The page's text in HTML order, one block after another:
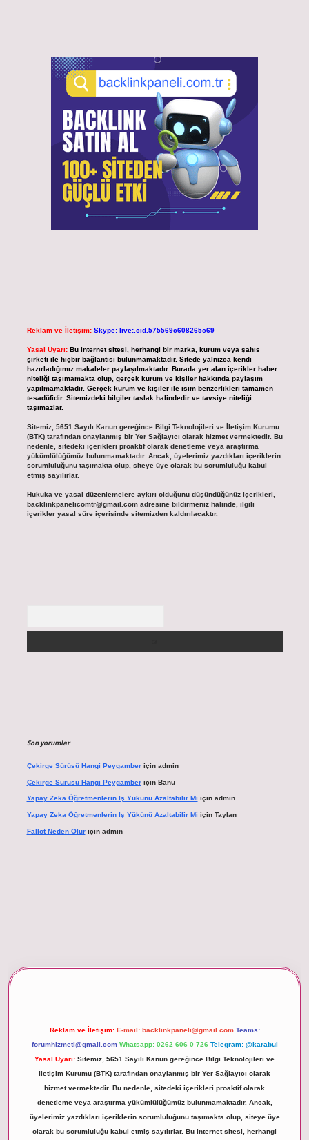
Reklam ve İletişim: Skype: live:.cid.575569c608265c69
Yasal Uyarı: Bu internet sitesi, herhangi bir marka, kurum veya şahıs
şirketi ile hiçbir bağlantısı bulunmamaktadır. Sitede yalnızca kendi
hazırladığımız makaleler paylaşılmaktadır. Burada yer alan içerikler haber
niteliği taşımamakta olup, gerçek kurum ve kişiler hakkında paylaşım
yapılmamaktadır. Gerçek kurum ve kişiler ile isim benzerlikleri tamamen
tesadüfidir. Sitemizdeki bilgiler taslak halindedir ve tavsiye niteliği
taşımazlar.
Sitemiz, 5651 Sayılı Kanun gereğince Bilgi Teknolojileri ve İletişim Kurumu
(BTK) tarafından onaylanmış bir Yer Sağlayıcı olarak hizmet vermektedir. Bu
nedenle, sitedeki içerikleri proaktif olarak denetleme veya araştırma
yükümlülüğümüz bulunmamaktadır. Ancak, üyelerimiz yazdıkları içeriklerin
sorumluluğunu taşımakta olup, siteye üye olarak bu sorumluluğu kabul
etmiş sayılırlar.
Hukuka ve yasal düzenlemelere aykırı olduğunu düşündüğünüz içerikleri,
backlinkpanelicomtr@gmail.comadresine bildirmeniz halinde, ilgili
içerikler yasal süre içerisinde sitemizden kaldırılacaktır.
Son yorumlar
Çekirge Sürüsü Hangi Peygamberiçin admin
Çekirge Sürüsü Hangi Peygamberiçin Banu
Yapay Zeka Öğretmenlerin Iş Yükünü Azaltabilir Mi için admin
Yapay Zeka Öğretmenlerin Iş Yükünü Azaltabilir Mi için Taylan
Fallot Neden Oluriçin admin
Reklam ve İletişim: E-mail: backlinkpaneli@gmail.com Teams:
forumhizmeti@gmail.com Whatsapp: 0262 606 0 726 Telegram: @karabul
Yasal Uyarı: Sitemiz, 5651 Sayılı Kanun gereğince Bilgi Teknolojileri ve
İletişim Kurumu (BTK) tarafından onaylanmış bir Yer Sağlayıcı olarak
hizmet vermektedir. Bu nedenle, sitedeki içerikleri proaktif olarak
denetleme veya araştırma yükümlülüğümüz bulunmamaktadır. Ancak,
üyelerimiz yazdıkları içeriklerin sorumluluğunu taşımakta olup, siteye üye
olarak bu sorumluluğu kabul etmiş sayılırlar. Bu internet sitesi, herhangi